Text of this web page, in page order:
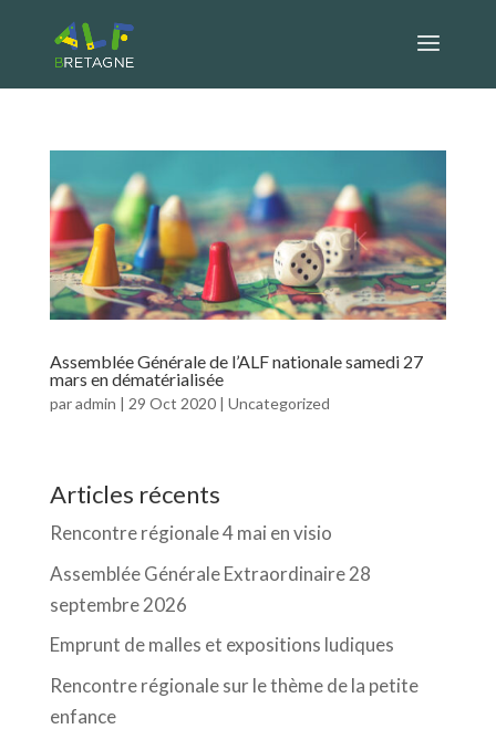
Assemblée Générale de l’ALF nationale samedi 27
mars en dématérialisée
paradmin | 29 Oct 2020| Uncategorized
Articles récents
Rencontre régionale 4 mai en visio
Assemblée Générale Extraordinaire 28
septembre 2026
Emprunt de malles et expositions ludiques
Rencontre régionale sur le thème de la petite
enfance